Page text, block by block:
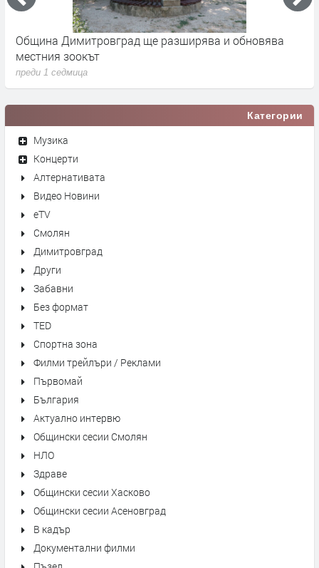
Община Димитровград ще разширява и обновява
местния зоокът
преди 1 седмица
Категории
Музика
Концерти
Алтернативата
Видео Новини
eTV
Смолян
Димитровград
Други
Забавни
Без формат
TED
Спортна зона
Филми трейлъри / Реклами
Първомай
България
Актуално интервю
Общински сесии Смолян
НЛО
Здраве
Общински сесии Хасково
Общински сесии Асеновград
В кадър
Документални филми